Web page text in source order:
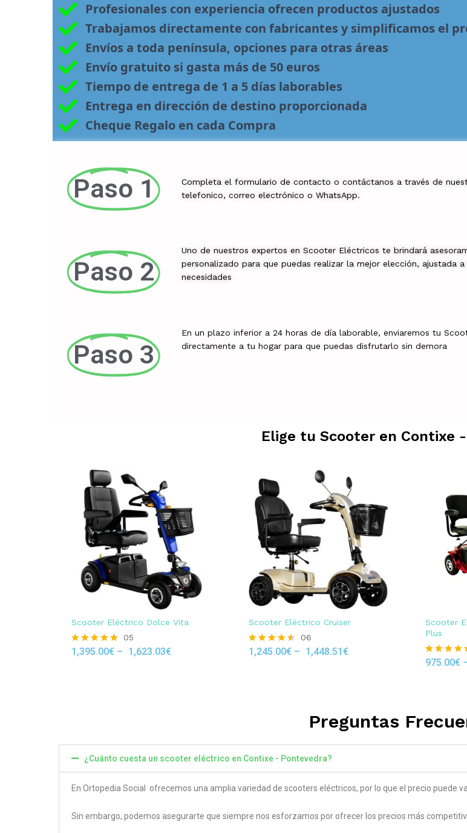
Profesionales con experiencia ofrecen productos ajustados
Trabajamos directamente con fabricantes y simplificamos el
Envíos a toda península, opciones para otras áreas
Envío gratuito si gasta más de 50 euros
Tiempo de entrega de 1 a 5 días laborables
Entrega en dirección de destino proporcionada
Cheque Regalo en cada Compra
Paso 1
Paso 2
Paso 3
Completa el formulario de contacto o contáctanos a través de
telefonico, correo electrónico o WhatsApp.
Uno de nuestros expertos en Scooter Eléctricos te brindará
personalizado para que puedas realizar la mejor elección, ajustada a
necesidades
En un plazo inferior a 24 horas de día laborable, enviaremos tu
directamente a tu hogar para que puedas disfrutarlo sin demora
Elige tu Scooter en Contixe
Scooter Eléctrico Dolce Vita
Rated
05
1,395.00€ – 1,623.03€
Scooter Eléctrico Cruiser
Rated
06
1,245.00€– 1,448.51€
Scooter
Plus
Rated
975.00€
Preguntas
¿Cuánto cuesta un scooter eléctrico en Contixe - Pontevedra?
En Ortopedia Social ofrecemos una amplia variedad de scooters eléctricos, por lo que el precio puede
Sin embargo, podemos asegurarte que siempre nos esforzamos por ofrecer los precios más